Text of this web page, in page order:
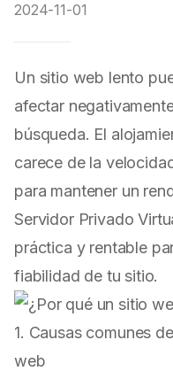
2024-11-01
Un sitio web lento
afectar
búsqueda. El
carece de la
para mantener un
Servidor Privado
práctica y rentable
fiabilidad de tu sitio.
1. Causas comunes
web